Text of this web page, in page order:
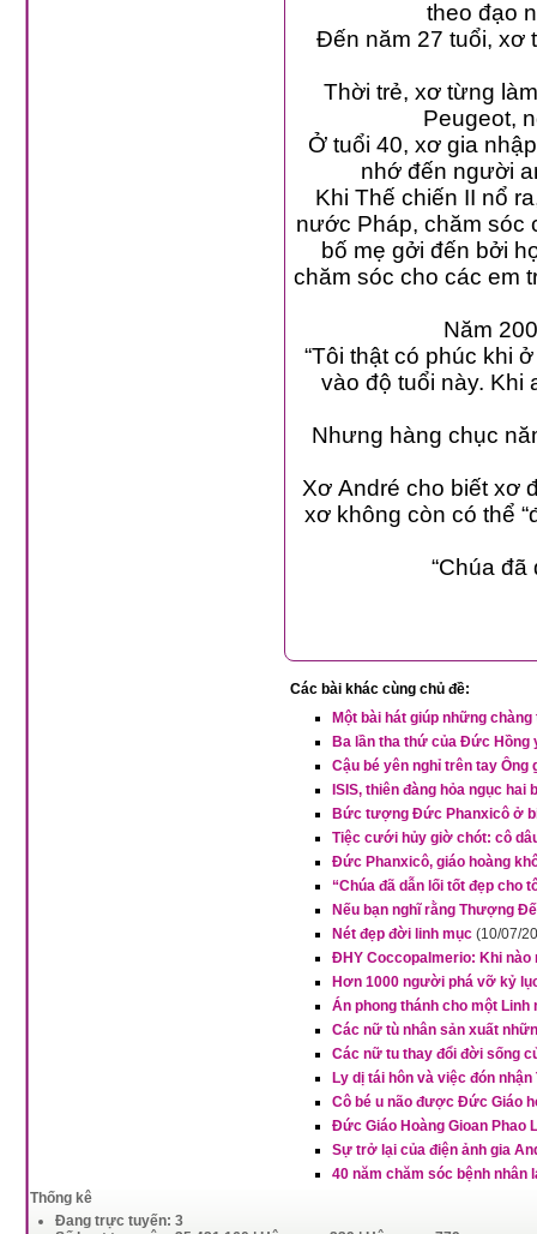
Đến năm 27 tuổi, xơ
Thời trẻ, xơ từng làm
Peugeot,
Ở tuổi 40, xơ gia nhập
Khi Thế chiến II nổ ra,
nước Pháp, chăm sóc cho
bố mẹ gởi đến bởi họ
chăm sóc cho các em trong bệnh
Năm
“Tôi thật có phúc khi ở
vào độ tuổi này. Khi anh trai
Nhưng hàng chục
Xơ André cho biết xơ đã
xơ không còn có thể “đọc,
“Chúa đã
Các bài khác cùng chủ đề:
Một bài hát giúp những
Ba lần tha thứ của Đức Hồng
Cậu bé yên nghỉ trên tay Ông
ISIS, thiên đàng hỏa ngục hai
Bức tượng Đức Phanxicô ở
Tiệc cưới hủy giờ chót: cô
Đức Phanxicô, giáo hoàng
“Chúa đã dẫn lối tốt đẹp cho
Nếu bạn nghĩ rằng Thượng
Nét đẹp đời linh mục (10/07/
ĐHY Coccopalmerio: Khi
Hơn 1000 người phá vỡ kỷ
Án phong thánh cho một
Các nữ tù nhân sản xuất
Các nữ tu thay đổi đời sống
Ly dị tái hôn và việc đón nhận
Cô bé u não được Đức Giáo
Đức Giáo Hoàng Gioan Phao
Sự trở lại của điện ảnh gia
40 năm chăm sóc bệnh nhân
Thống kê
Đang trực tuyến: 3